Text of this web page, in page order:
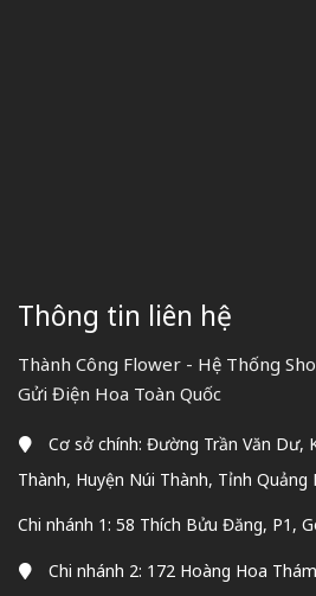
Thông tin liên hệ
Thành Công Flower - Hệ Thống
Gửi Điện Hoa Toàn Quốc
Cơ sở chính: Đường Trần Văn Dư,
Thành, Huyện Núi Thành, Tỉnh Quảng
Chi nhánh 1: 58 Thích Bửu Đăng, P1,
Chi nhánh 2: 172 Hoàng Hoa